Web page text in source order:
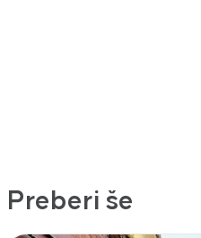
Preberi še